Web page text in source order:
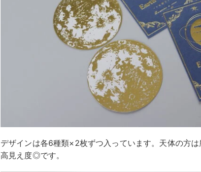
デザインは各6種類×2枚ずつ入っています。天体の方は
高見え度◎です。